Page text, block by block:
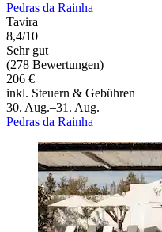
Pedras da Rainha
Tavira
8,4/10
Sehr gut
(278 Bewertungen)
206 €
inkl. Steuern & Gebühren
30. Aug.–31. Aug.
Pedras da Rainha